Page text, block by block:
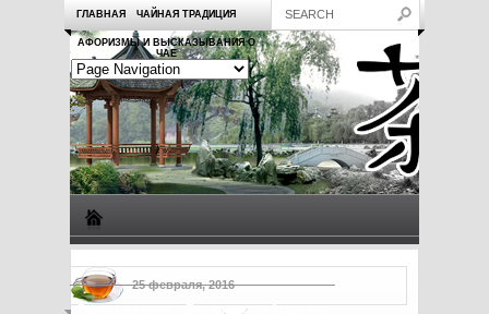
ГЛАВНАЯ ЧАЙНАЯ ТРАДИЦИЯ
АФОРИЗМЫ И ВЫСКАЗЫВАНИЯ О
ЧАЕ
Рецепты с чаем Полезные свойства чая
25 февраля, 2016